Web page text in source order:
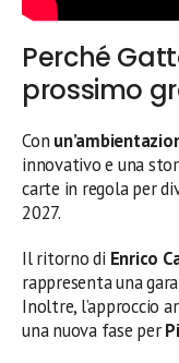
Perché
prossimo
Con
innovativo e una
carte in regola per
2027.
Il ritorno di Enrico
rappresenta una
Inoltre, l’approccio
una nuova fase per